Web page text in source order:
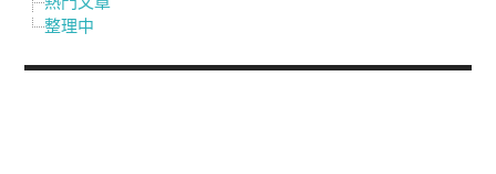
整理中